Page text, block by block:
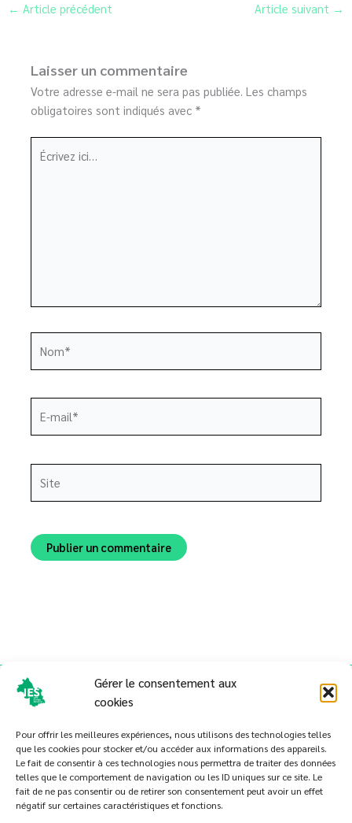
Gérer le consentement aux
cookies
Pour offrir les meilleures expériences, nous utilisons des technologies telles
que les cookies pour stocker et/ou accéder aux informations des appareils.
Le fait de consentir à ces technologies nous permettra de traiter des données
telles que le comportement de navigation ou les ID uniques sur ce site. Le
fait de ne pas consentir ou de retirer son consentement peut avoir un effet
négatif sur certaines caractéristiques et fonctions.
← Article précédent Article suivant →
Laisser un commentaire
Votre adresse e-mail ne sera pas publiée. Les champs
obligatoires sont indiqués avec *
ici…
mail*
Politique de cookies (UE)
Conditions générales